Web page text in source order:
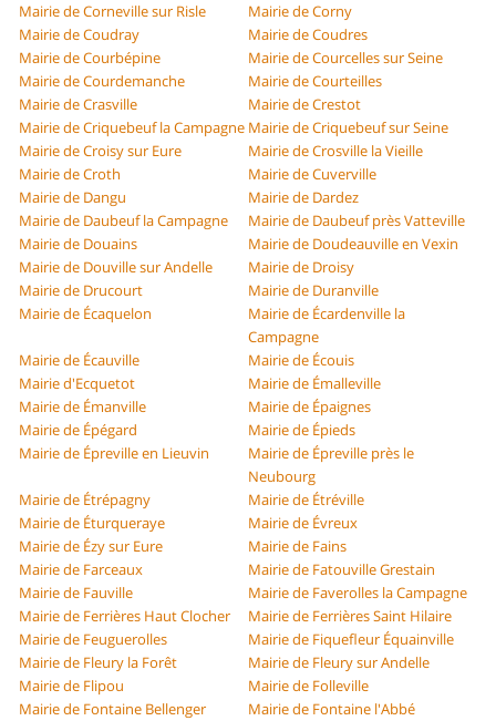
Mairie de Corneville sur Risle
Mairie de Corny
Mairie de Coudray
Mairie de Coudres
Mairie de Courbépine
Mairie de Courcelles sur Seine
Mairie de Courdemanche
Mairie de Courteilles
Mairie de Crasville
Mairie de Crestot
Mairie de Criquebeuf la Campagne Mairie de Criquebeuf sur Seine
Mairie de Croisy sur Eure
Mairie de Crosville la Vieille
Mairie de Croth
Mairie de Cuverville
Mairie de Dangu
Mairie de Dardez
Mairie de Daubeuf la Campagne
Mairie de Daubeuf près Vatteville
Mairie de Douains
Mairie de Doudeauville en Vexin
Mairie de Douville sur Andelle
Mairie de Droisy
Mairie de Drucourt
Mairie de Duranville
Mairie de Écaquelon
Mairie de Écardenville la
Campagne
Mairie de Écauville
Mairie de Écouis
Mairie d'Ecquetot
Mairie de Émalleville
Mairie de Émanville
Mairie de Épaignes
Mairie de Épégard
Mairie de Épieds
Mairie de Épreville en Lieuvin
Mairie de Épreville près le
Neubourg
Mairie de Étrépagny
Mairie de Étréville
Mairie de Éturqueraye
Mairie de Évreux
Mairie de Ézy sur Eure
Mairie de Fains
Mairie de Farceaux
Mairie de Fatouville Grestain
Mairie de Fauville
Mairie de Faverolles la Campagne
Mairie de Ferrières Haut Clocher
Mairie de Ferrières Saint Hilaire
Mairie de Feuguerolles
Mairie de Fiquefleur Équainville
Mairie de Fleury la Forêt
Mairie de Fleury sur Andelle
Mairie de Flipou
Mairie de Folleville
Mairie de Fontaine Bellenger
Mairie de Fontaine l'Abbé